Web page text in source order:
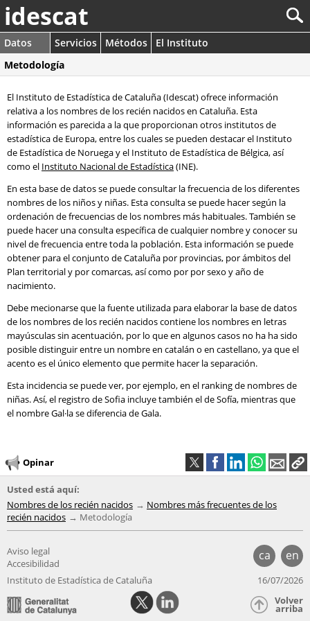
idescat
Datos Servicios Métodos
El Instituto
Metodología
El Instituto de Estadística de Cataluña (Idescat) ofrece información
relativa a los nombres de los recién nacidos en Cataluña. Esta
información es parecida a la que proporcionan otros institutos de
estadística de Europa, entre los cuales se pueden destacar el Instituto
de Estadística de Noruega y el Instituto de Estadística de Bélgica, así
como el Instituto Nacional de Estadística(INE).
En esta base de datos se puede consultar la frecuencia de los diferentes
nombres de los niños y niñas. Esta consulta se puede hacer según la
ordenación de frecuencias de los nombres más habituales. También se
puede hacer una consulta específica de cualquier nombre y conocer su
nivel de frecuencia entre toda la población. Esta información se puede
obtener para el conjunto de Cataluña por provincias, por ámbitos del
Plan territorial y por comarcas, así como por por sexo y año de
nacimiento.
Debe mecionarse que la fuente utilizada para elaborar la base de datos
de los nombres de los recién nacidos contiene los nombres en letras
mayúsculas sin acentuación, por lo que en algunos casos no ha ha sido
posible distinguir entre un nombre en catalán o en castellano, ya que el
acento es el único elemento que permite hacer la separación.
Esta incidencia se puede ver, por ejemplo, en el ranking de nombres de
niñas. Así, el registro de Sofia incluye también el de Sofía, mientras que
el nombre Gal·la se diferencia de Gala.
Opinar
Usted está aquí:
Nombres de los recién nacidos
Nombres más frecuentes de los
recién nacidos
Metodología
ca en
Aviso legal
Accesibilidad
Instituto de Estadística de Cataluña
16/07/2026
Volver
arriba